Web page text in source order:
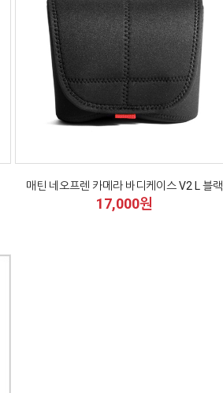
매틴 네오프렌 카메라 바디케이스 V2 L 블랙
17,000원